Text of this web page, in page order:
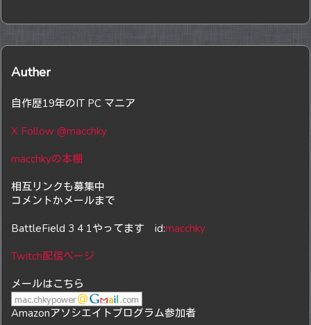
Auther
自作歴19年のIT PC マニア
X Follow @macchky
macchkyの本棚
相互リンクも募集中
コメントかメールまで
BattleField 3 4 1やってます id:macchky
Twitch配信ページ
メールはこちら
Amazonアソシエイトプログラム参加者